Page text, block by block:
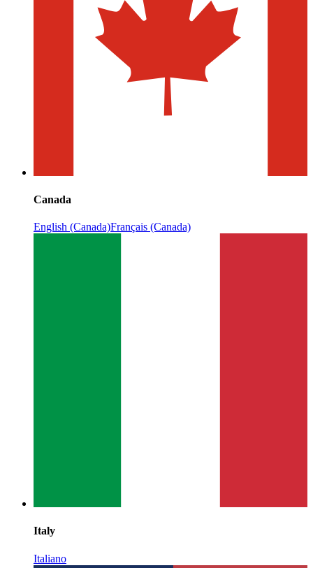
Canada
English (Canada)Français (Canada)
Italy
Italiano